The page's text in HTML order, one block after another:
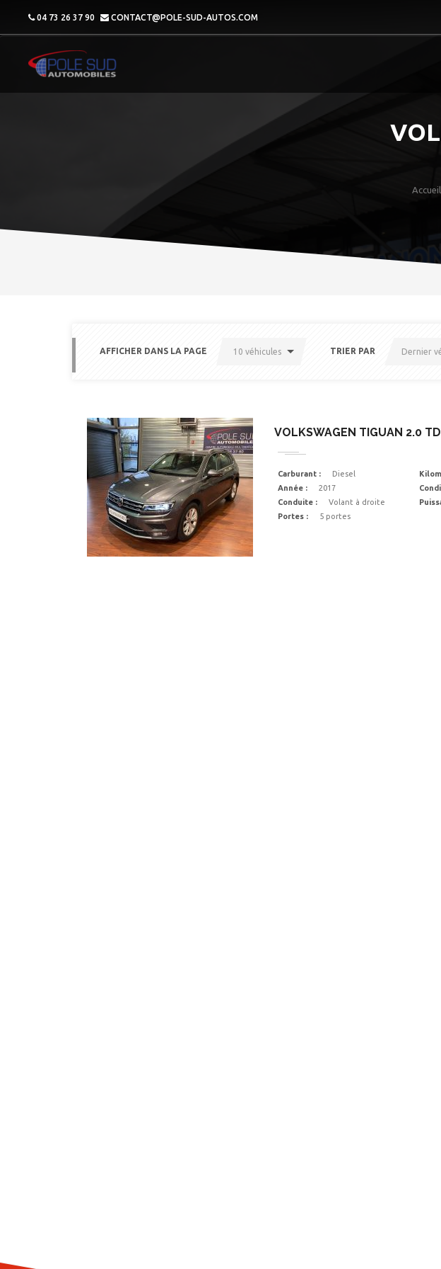
04 73 26 37 90 CONTACT@POLE-SUD-AUTOS.COM
Accueil
AFFICHER DANS LA PAGE 10 véhicules TRIER PAR Dernier
VOLKSWAGEN TIGUAN 2.0
Carburant : Diesel
Année :
2017
Conduite :
Volant à droite
Portes :
5 portes